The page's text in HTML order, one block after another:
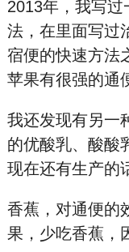
2013年，我写
法，在里面写过
宿便的快速方法
苹果有很强的通
我还发现有另一
的优酸乳、酸酸
现在还有生产的
香蕉，对通便的
果，少吃香蕉，